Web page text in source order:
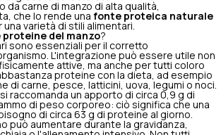
da carne di manzo di alta qualità,
che lo rende una fonte proteica naturale
una varietà di stili alimentari.
proteine del manzo?
sono essenziali per il corretto
L'integrazione può essere utile non
attive, ma anche per tutti coloro
proteine con la dieta, ad esempio
di carne, pesce, latticini, uova, legumi o noci.
raccomanda un apporto di circa 0,9 g di
di peso corporeo: ciò significa che una
di circa 63 g di proteine al giorno.
può aumentare durante la gravidanza,